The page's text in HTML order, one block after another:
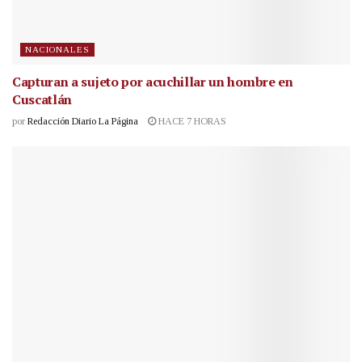
NACIONALES
Capturan a sujeto por acuchillar un hombre en
Cuscatlán
por Redacción Diario La Página HACE 7 HORAS